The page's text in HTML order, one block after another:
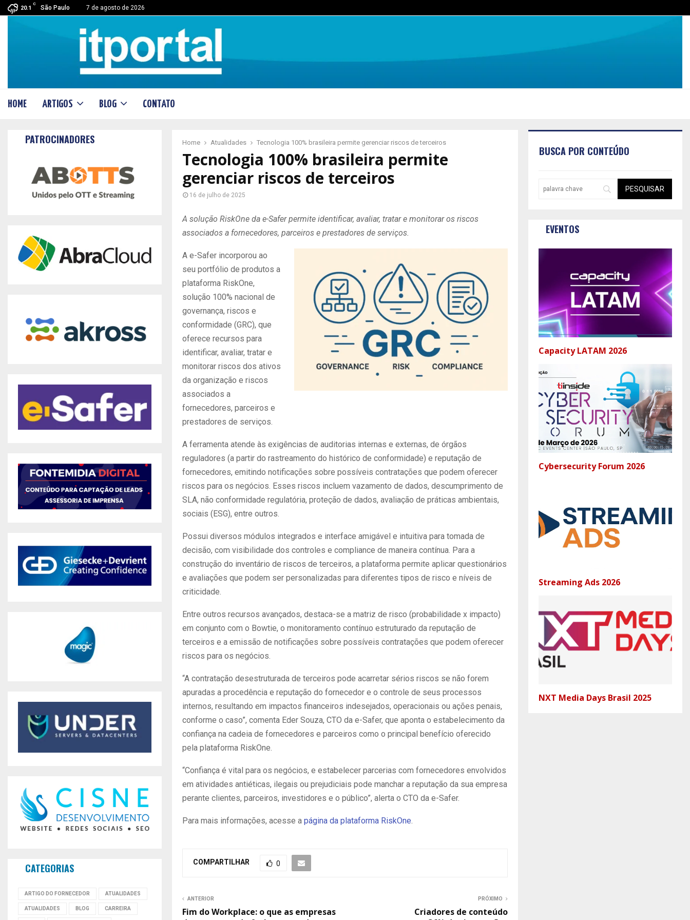
20.1
C
São Paulo 7 de agosto de 2026
HOME ARTIGOS BLOG CONTATO
Home Atualidades Tecnologia 100% brasileira permite gerenciar riscos de terceiros
Tecnologia 100% brasileira permite
gerenciar riscos de terceiros
16 de julho de 2025
A solução RiskOne da e-Safer permite identificar, avaliar, tratar e monitorar os riscos
associados a fornecedores, parceiros e prestadores de serviços.
A e-Safer incorporou ao
seu portfólio de produtos a
plataforma RiskOne,
solução 100% nacional de
governança, riscos e
conformidade (GRC), que
oferece recursos para
identificar, avaliar, tratar e
monitorar riscos dos ativos
da organização e riscos
associados a
fornecedores, parceiros e
prestadores de serviços.
A ferramenta atende às exigências de auditorias internas e externas, de órgãos
reguladores (a partir do rastreamento do histórico de conformidade) e reputação de
fornecedores, emitindo notificações sobre possíveis contratações que podem oferecer
riscos para os negócios. Esses riscos incluem vazamento de dados, descumprimento de
SLA, não conformidade regulatória, proteção de dados, avaliação de práticas ambientais,
sociais (ESG), entre outros.
Possui diversos módulos integrados e interface amigável e intuitiva para tomada de
decisão, com visibilidade dos controles e compliance de maneira contínua. Para a
construção do inventário de riscos de terceiros, a plataforma permite aplicar questionários
e avaliações que podem ser personalizadas para diferentes tipos de risco e níveis de
criticidade.
Entre outros recursos avançados, destaca-se a matriz de risco (probabilidade x impacto)
em conjunto com o Bowtie, o monitoramento contínuo estruturado da reputação de
terceiros e a emissão de notificações sobre possíveis contratações que podem oferecer
riscos para os negócios.
“A contratação desestruturada de terceiros pode acarretar sérios riscos se não forem
apuradas a procedência e reputação do fornecedor e o controle de seus processos
internos, resultando em impactos financeiros indesejados, operacionais ou ações penais,
conforme o caso”, comenta Eder Souza, CTO da e-Safer, que aponta o estabelecimento da
confiança na cadeia de fornecedores e parceiros como o principal benefício oferecido
pela plataforma RiskOne.
“Confiança é vital para os negócios, e estabelecer parcerias com fornecedores envolvidos
em atividades antiéticas, ilegais ou prejudiciais pode manchar a reputação da sua empresa
perante clientes, parceiros, investidores e o público”, alerta o CTO da e-Safer.
Para mais informações, acesse a página da plataforma RiskOne
COMPARTILHAR 0
ANTERIOR
Fim do Workplace: o que as empresas
PRÓXIMO
Criadores de conteúdo
PATROCINADORES
CATEGORIAS
ARTIGO DO FORNECEDOR ATUALIDADES
ATUALIDADES BLOG CARREIRA
BUSCA POR CONTEÚDO
EVENTOS
Capacity LATAM 2026
Cybersecurity Forum 2026
Streaming Ads 2026
NXT Media Days Brasil 2025